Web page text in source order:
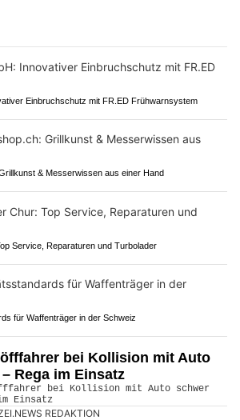
Einbruchschutz mit FR.ED Frühwarnsystem
& Messerwissen aus einer Hand
Service, Reparaturen und Turbolader
für Waffenträger in der Schweiz
bei Kollision mit Auto
Rega im Einsatz
REDAKTION